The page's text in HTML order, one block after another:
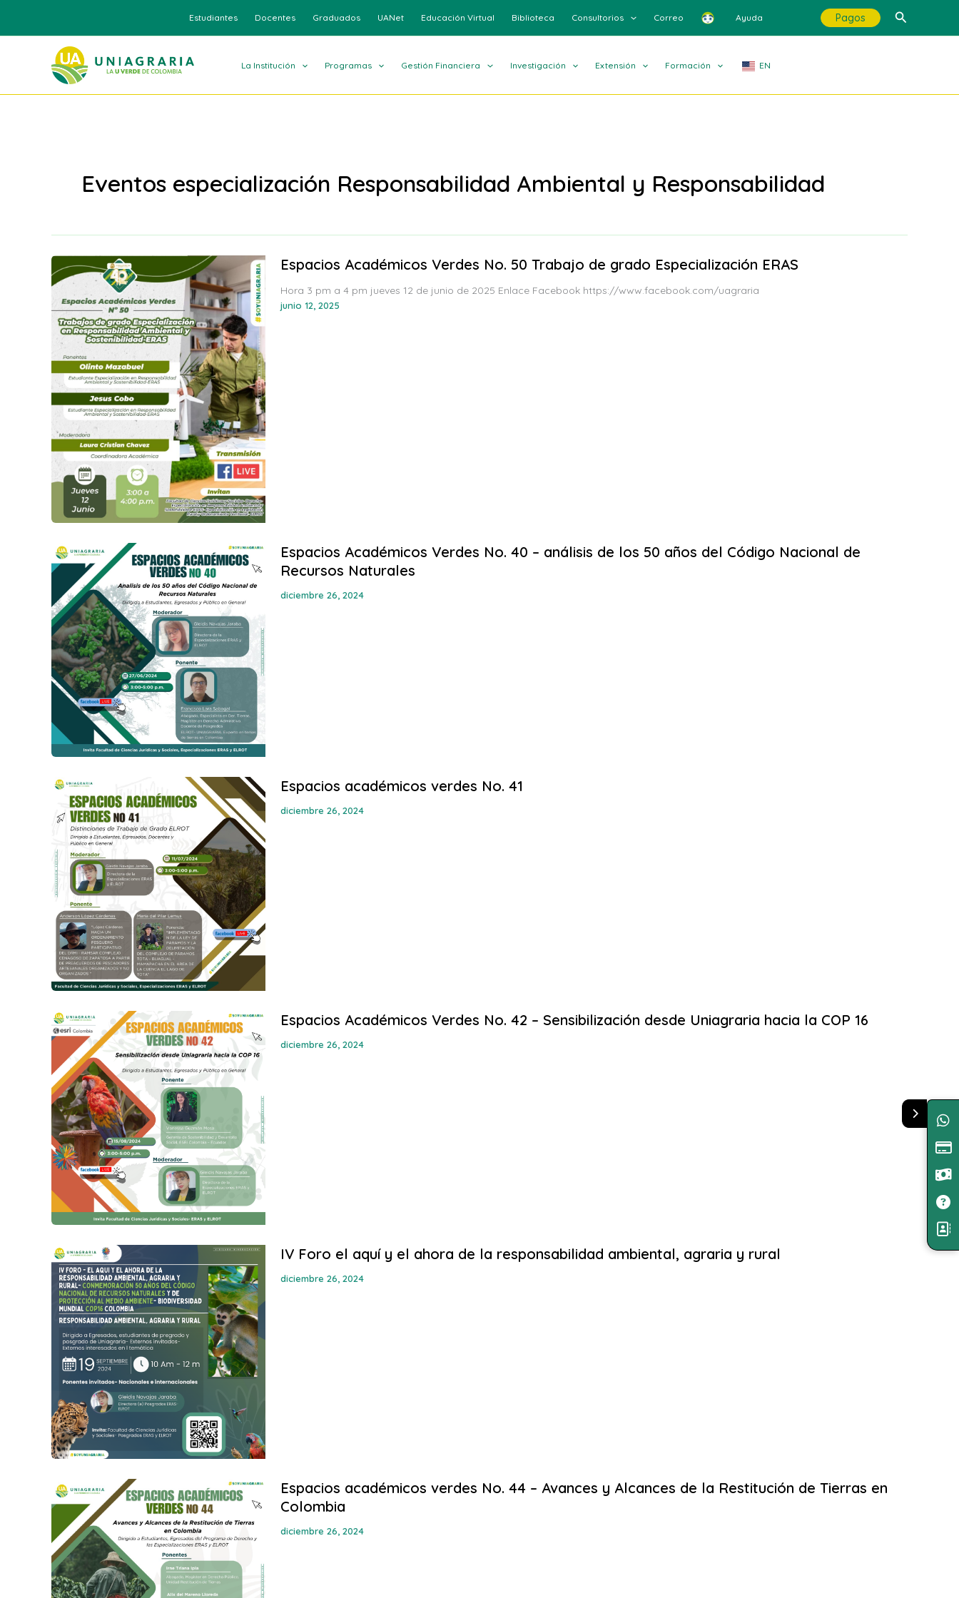
contenido
Estudiantes Docentes Graduados UANet Educación Virtual Biblioteca Consultorios Correo Ayuda Pagos Buscar
La Institución Programas Gestión Financiera Investigación Extensión Formación EN
Eventos especialización Responsabilidad Ambiental y Responsabilidad
Espacios Académicos Verdes No. 50 Trabajo de grado Especialización ERAS
Hora 3 pm a 4 pm jueves 12 de junio de 2025 Enlace Facebook https://www.facebook.com/uagraria
junio 12, 2025
Espacios Académicos Verdes No. 40 – análisis de los 50 años del Código Nacional de
Recursos Naturales
diciembre 26, 2024
Espacios académicos verdes No. 41
diciembre 26, 2024
Espacios Académicos Verdes No. 42 – Sensibilización desde Uniagraria hacia la COP 16
diciembre 26, 2024
IV Foro el aquí y el ahora de la responsabilidad ambiental, agraria y rural
diciembre 26, 2024
Espacios académicos verdes No. 44 – Avances y Alcances de la Restitución de Tierras en
Colombia
diciembre 26, 2024